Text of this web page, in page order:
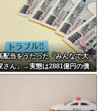
配当をうたった「みんなで大
さん」→実態は2881億円の債
超過